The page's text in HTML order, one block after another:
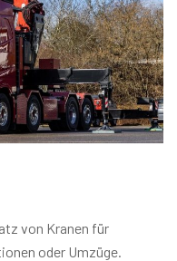
von Kranen für
oder Umzüge.